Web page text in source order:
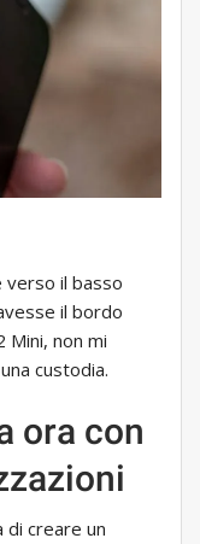
verso il basso
il bordo
Mini, non mi
custodia.
ora con
di creare un